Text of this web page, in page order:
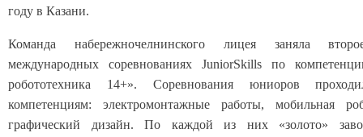
году в Казани.
Команда набережночелнинского лицея заняла
международных соревнованиях JuniorSkills по
робототехника 14+». Соревнования юниоров
компетенциям: электромонтажные работы, мобильная
графический дизайн. По каждой из них «золото»